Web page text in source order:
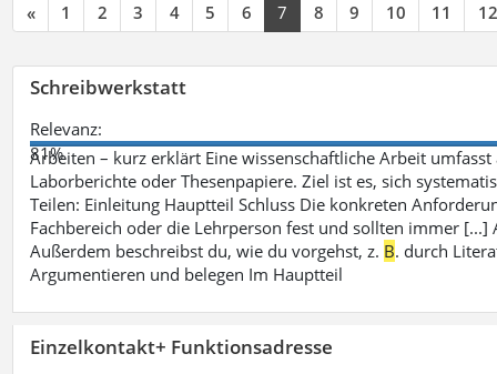
« 1 2 3 4 5 6 7 8 9 10 11 12
Schreibwerkstatt
Relevanz:
81%
Arbeiten – kurz erklärt Eine wissenschaftliche Arbeit
Laborberichte oder Thesenpapiere. Ziel ist es, sich
Teilen: Einleitung Hauptteil Schluss Die konkreten
Fachbereich oder die Lehrperson fest und sollten immer
Außerdem beschreibst du, wie du vorgehst, z. B. durch
Argumentieren und belegen Im Hauptteil
Einzelkontakt+ Funktionsadresse